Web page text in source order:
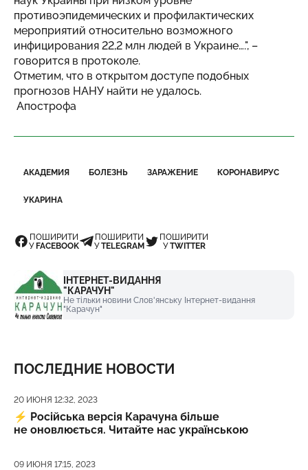
противоэпидемических и профилактических
мероприятий относительно возможного
инфицирования 22,2 млн людей в Украине….", –
говорится в протоколе.
Отметим, что в открытом доступе подобных
прогнозов НАНУ найти не удалось.
Апострофа
АКАДЕМИЯ БОЛЕЗНЬ ЗАРАЖЕНИЕ КОРОНАВИРУС
УКАРИНА
ПОШИРИТИ
У FACEBOOK
ПОШИРИТИ
УTELEGRAM
ПОШИРИТИ
УTWITTER
ІНТЕРНЕТ-ВИДАННЯ
"КАРАЧУН"
Не тільки новини Слов'янську Інтернет-видання
"Карачун"
ПОСЛЕДНИЕ НОВОСТИ
Дата публикации
20 ИЮНЯ 12:32, 2023
⚡️ Російська версія Карачуна більше
не оновлюється. Читайте нас українською
Дата публикации
09 ИЮНЯ 17:15, 2023